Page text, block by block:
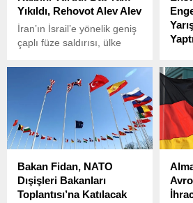
Yıkıldı, Rehovot Alev Alev
İran’ın İsrail’e yönelik geniş
çaplı füze saldırısı, ülke
açtı.
ev
Bakan Fidan, NATO
Dışişleri Bakanları
Toplantısı’na Katılacak